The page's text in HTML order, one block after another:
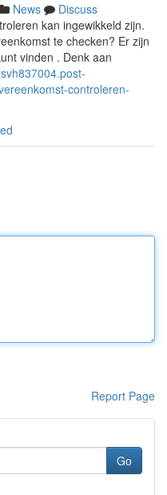
News
Discuss
kan ingewikkeld zijn.
te checken? Er zijn
vinden . Denk aan
controleren-
Report Page
Go